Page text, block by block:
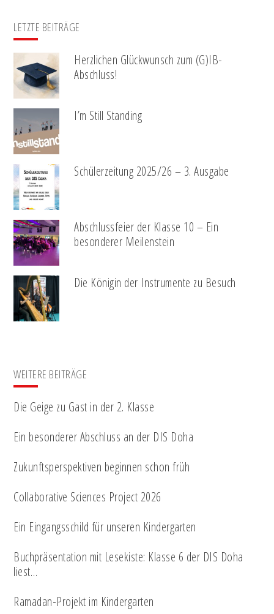
LETZTE BEITRÄGE
Herzlichen Glückwunsch zum (G)IB-
Abschluss!
I’m Still Standing
Schülerzeitung 2025/26 – 3. Ausgabe
Abschlussfeier der Klasse 10 – Ein
besonderer Meilenstein
Die Königin der Instrumente zu Besuch
WEITERE BEITRÄGE
Die Geige zu Gast in der 2. Klasse
Ein besonderer Abschluss an der DIS Doha
Zukunftsperspektiven beginnen schon früh
Collaborative Sciences Project 2026
Ein Eingangsschild für unseren Kindergarten
Buchpräsentation mit Lesekiste: Klasse 6 der DIS Doha
liest…
Ramadan-Projekt im Kindergarten